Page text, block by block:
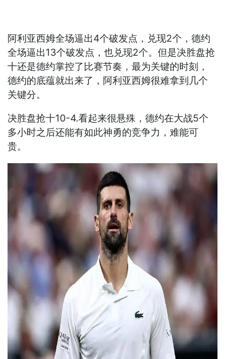
阿利亚西姆全场逼出4个破发点，兑现2个，德约
全场逼出13个破发点，也兑现2个。但是决胜盘抢
十还是德约掌控了比赛节奏，最为关键的时刻，
德约的底蕴就出来了，阿利亚西姆很难拿到几个
关键分。
决胜盘抢十10-4.看起来很悬殊，德约在大战5个
多小时之后还能有如此神勇的竞争力，难能可
贵。